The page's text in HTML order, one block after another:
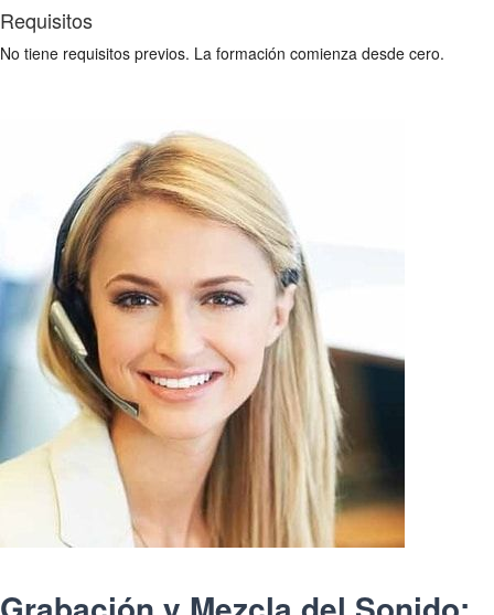
Requisitos
No tiene requisitos previos. La formación comienza desde cero.